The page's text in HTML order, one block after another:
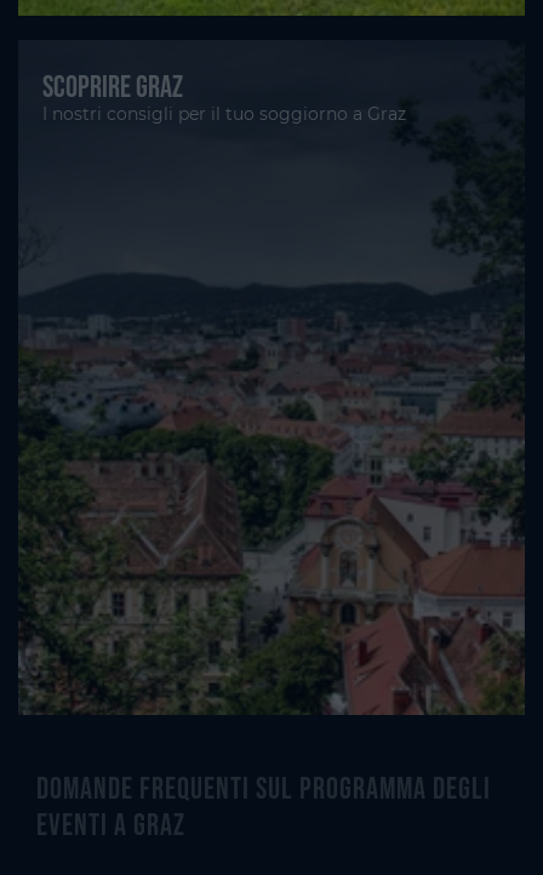
Scoprire Graz
I nostri consigli per il tuo soggiorno a Graz
Domande frequenti sul programma degli
eventi a Graz